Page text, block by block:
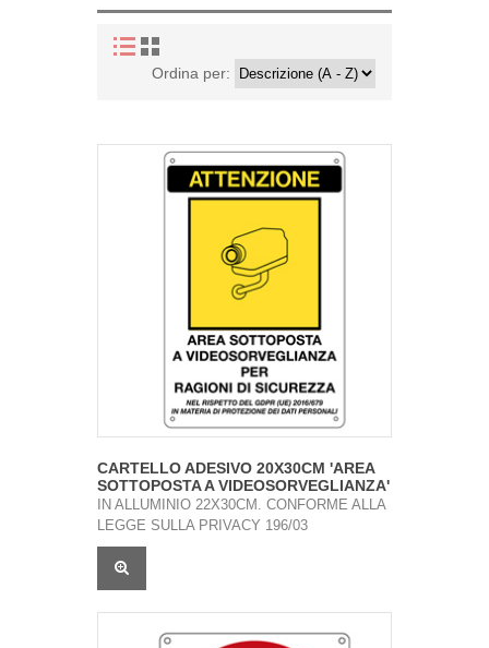
Ordina per:
CARTELLO ADESIVO 20X30CM 'AREA
SOTTOPOSTA A VIDEOSORVEGLIANZA'
IN ALLUMINIO 22X30CM. CONFORME ALLA
LEGGE SULLA PRIVACY 196/03